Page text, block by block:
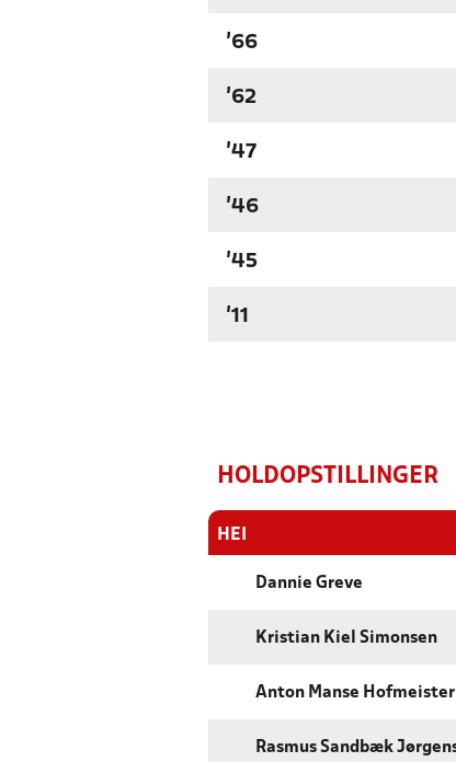
'66
'62
'47
'46
'45
'11
HOLDOPSTILLINGER
HEI
Dannie Greve
Kristian Kiel Simonsen
Anton Manse Hofmeister
Rasmus Sandbæk